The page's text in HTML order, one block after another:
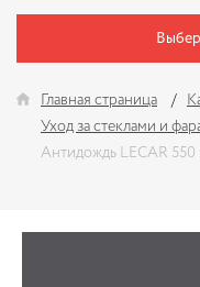
Главная страница
Уход за стеклами и
Антидождь LECAR 550